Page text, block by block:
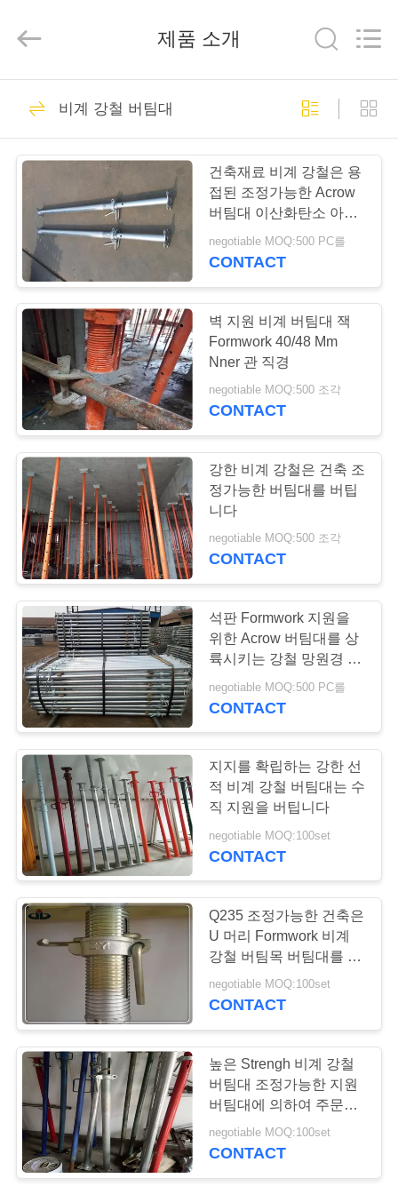
제
회
소
개
공
투
어
품
질
관
리
저
희
에
게
세
따
옴
Scaffold
Co.,
Reserved.
강철 비계 체계
비계 구조 체계
31
ringlock 비계 체계
25
비계 강철 버팀대
22
강철 비계 판자
kwikstage 비계 체계
15
제품 소개
비계 강철 버팀대
건축재료 비계 강철은 용
접된 조정가능한 Acrow
버팀대 이산화탄소 아크
를 버팁니다
negotiable MOQ:500 PC를
CONTACT
벽 지원 비계 버팀대 잭
Formwork 40/48 Mm
Nner 관 직경
negotiable MOQ:500 조각
CONTACT
강한 비계 강철은 건축 조
정가능한 버팀대를 버팁
니다
negotiable MOQ:500 조각
CONTACT
석판 Formwork 지원을
위한 Acrow 버팀대를 상
륙시키는 강철 망원경 버
팀대 비계
negotiable MOQ:500 PC를
CONTACT
지지를 확립하는 강한 선
적 비계 강철 버팀대는 수
직 지원을 버팁니다
negotiable MOQ:100set
CONTACT
Q235 조정가능한 건축은
U 머리 Formwork 비계
강철 버팀목 버팀대를 버
팁니다
negotiable MOQ:100set
CONTACT
높은 Strengh 비계 강철
버팀대 조정가능한 지원
버팀대에 의하여 주문을
받아서 만들어지는 크기
negotiable MOQ:100set
CONTACT